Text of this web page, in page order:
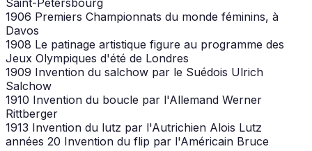
1906 Premiers Championnats du monde féminins, à
Davos
1908 Le patinage artistique figure au programme des
Jeux Olympiques d'été de Londres
1909 Invention du salchow par le Suédois Ulrich
Salchow
1910 Invention du boucle par l'Allemand Werner
Rittberger
1913 Invention du lutz par l'Autrichien Alois Lutz
années 20 Invention du flip par l'Américain Bruce